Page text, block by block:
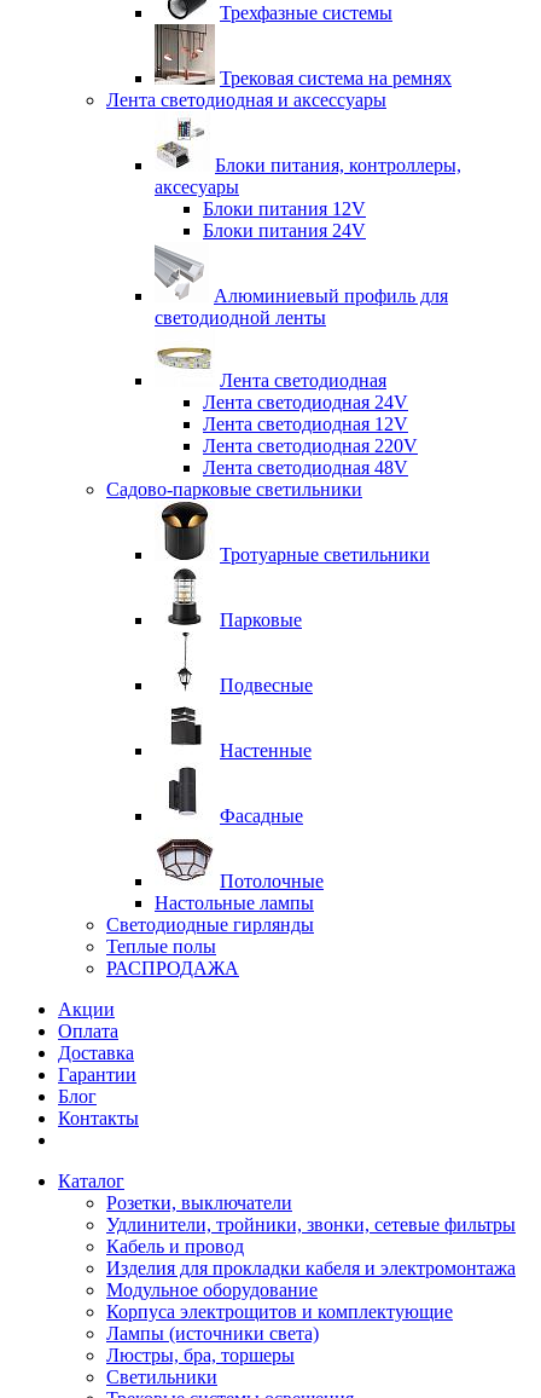
Трехфазные системы
Трековая система на ремнях
Лента светодиодная и аксессуары
Блоки питания, контроллеры,
аксесуары
Блоки питания 12V
Блоки питания 24V
Алюминиевый профиль для
светодиодной ленты
Лента светодиодная
Лента светодиодная 24V
Лента светодиодная 12V
Лента светодиодная 220V
Лента светодиодная 48V
Садово-парковые светильники
Тротуарные светильники
Парковые
Подвесные
Настенные
Фасадные
Потолочные
Настольные лампы
Светодиодные гирлянды
Теплые полы
РАСПРОДАЖА
Акции
Оплата
Доставка
Гарантии
Блог
Контакты
Каталог
Розетки, выключатели
Удлинители, тройники, звонки, сетевые фильтры
Кабель и провод
Изделия для прокладки кабеля и электромонтажа
Модульное оборудование
Корпуса электрощитов и комплектующие
Лампы (источники света)
Люстры, бра, торшеры
Светильники